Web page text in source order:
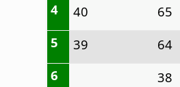
4
40 65
5
39 64
6
38